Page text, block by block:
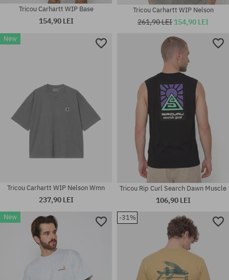
Mărimi existente:
Mărimi existente:
S; M; L; XL
Tricou Carhartt WIP Base
154,90 LEI
Mărimi existente:
Tricou Carhartt WIP Nelson
261,90 LEI 154,90 LEI
New
Tricou Carhartt WIP Nelson Wmn
237,90 LEI
Tricou Rip Curl Search Dawn Muscle
106,90 LEI
New -31%